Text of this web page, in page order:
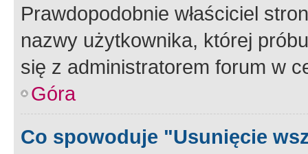
Prawdopodobnie właściciel
nazwy użytkownika, której
się z administratorem forum w
Góra
Co spowoduje "Usunięcie